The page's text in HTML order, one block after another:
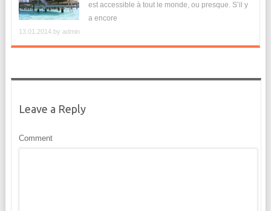
est accessible à tout le monde, ou presque. S’il y
a encore
13.01.2014.by admin
Leave a Reply
Comment